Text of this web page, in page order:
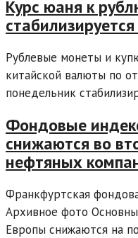
Курс юаня к
Рублевые монеты и
китайской валюты по
понедельник
Фондовые
снижаются во
нефтяных
Франкфуртская
Архивное фото
Европы снижаются на